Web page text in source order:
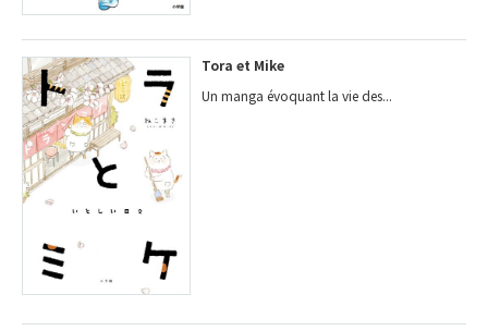
Tora et Mike
Un manga évoquant la vie des...